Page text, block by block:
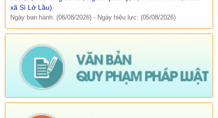
Ngày ban hành: (06/08/2026)
Số:Số: 511/QĐ-BBT
Tên:(QUYẾT ĐỊNH Về việc ban hành Quy chế tổ chức và hoạt
Ngày ban hành: (06/08/2026) Ngày hiệu lực: (05/08/2026)
Số:1844 /KH-UBND
Tên: (KẾ HOẠCH Truyền thông hưởng ứng Tuần lễ Thế giới
Nuôi con bằng sữa mẹ năm 2026)
Ngày ban hành: (05/08/2026) -Ngày hiệu lực: (05/08/2026)
Số:1840 /UBND-KT